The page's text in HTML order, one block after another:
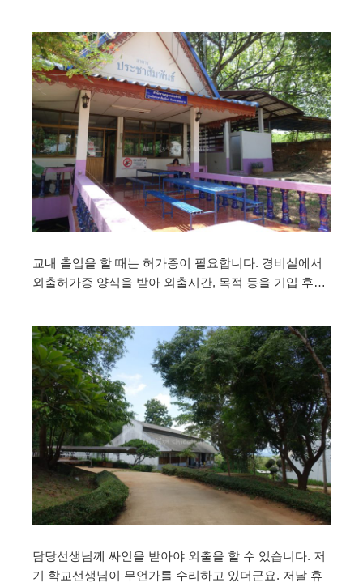
교내 출입을 할 때는 허가증이 필요합니다. 경비실에서
외출허가증 양식을 받아 외출시간, 목적 등을 기입 후…
담당선생님께 싸인을 받아야 외출을 할 수 있습니다. 저
기 학교선생님이 무언가를 수리하고 있더군요. 저날 휴